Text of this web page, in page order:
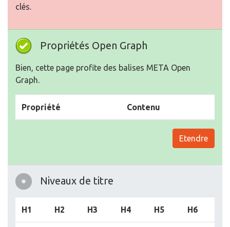
clés.
Propriétés Open Graph
Bien, cette page profite des balises META Open
Graph.
Propriété Contenu
Etendre
Niveaux de titre
H1 H2 H3 H4 H5 H6